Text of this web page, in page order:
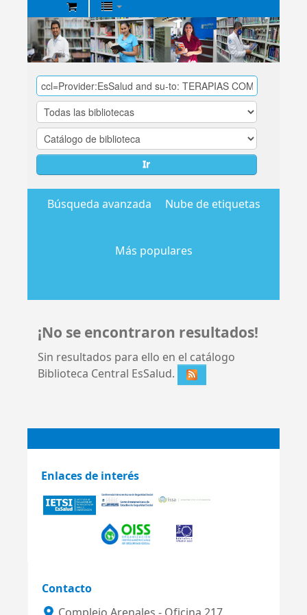
Biblioteca
Central
EsSalud
Ir
Búsqueda avanzada Nube de etiquetas
Más populares
¡No se encontraron resultados!
Sin resultados para ello en el catálogo
Biblioteca Central EsSalud.
Enlaces de interés
Contacto